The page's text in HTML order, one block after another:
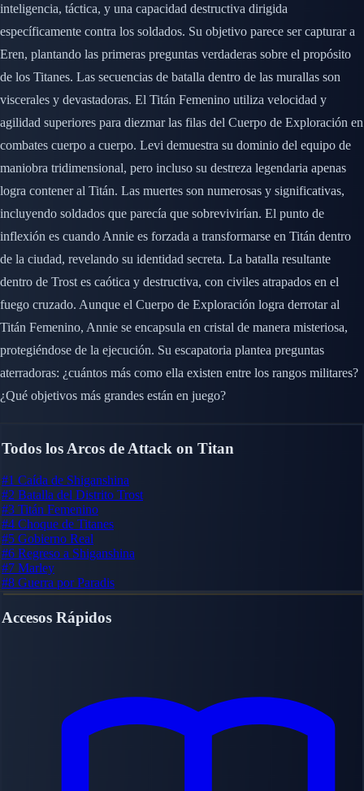
inteligencia, táctica, y una capacidad destructiva dirigida
específicamente contra los soldados. Su objetivo parece ser capturar a
Eren, plantando las primeras preguntas verdaderas sobre el propósito
de los Titanes. Las secuencias de batalla dentro de las murallas son
viscerales y devastadoras. El Titán Femenino utiliza velocidad y
agilidad superiores para diezmar las filas del Cuerpo de Exploración en
combates cuerpo a cuerpo. Levi demuestra su dominio del equipo de
maniobra tridimensional, pero incluso su destreza legendaria apenas
logra contener al Titán. Las muertes son numerosas y significativas,
incluyendo soldados que parecía que sobrevivirían. El punto de
inflexión es cuando Annie es forzada a transformarse en Titán dentro
de la ciudad, revelando su identidad secreta. La batalla resultante
dentro de Trost es caótica y destructiva, con civiles atrapados en el
fuego cruzado. Aunque el Cuerpo de Exploración logra derrotar al
Titán Femenino, Annie se encapsula en cristal de manera misteriosa,
protegiéndose de la ejecución. Su escapatoria plantea preguntas
aterradoras: ¿cuántos más como ella existen entre los rangos militares?
¿Qué objetivos más grandes están en juego?
Todos los Arcos de Attack on Titan
#1 Caída de Shiganshina
#2 Batalla del Distrito Trost
#3 Titán Femenino
#4 Choque de Titanes
#5 Gobierno Real
#6 Regreso a Shiganshina
#7 Marley
#8 Guerra por Paradis
Accesos Rápidos